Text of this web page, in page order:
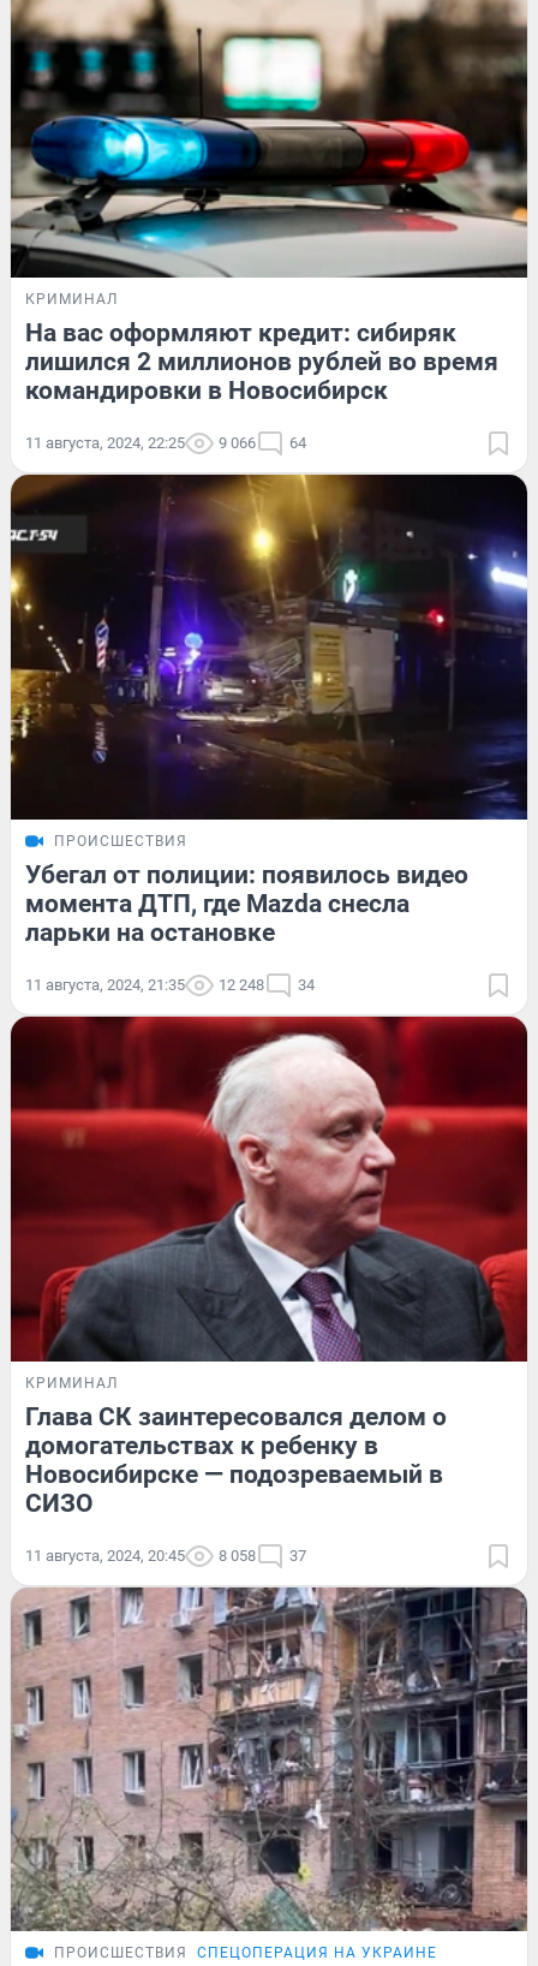
КРИМИНАЛ
На вас оформляют кредит: сибиряк
лишился 2 миллионов рублей во время
командировки в Новосибирск
11 августа, 2024, 22:25 9 066 64
ПРОИСШЕСТВИЯ
Убегал от полиции: появилось видео
момента ДТП, где Mazda снесла
ларьки на остановке
11 августа, 2024, 21:35 12 248 34
КРИМИНАЛ
Глава СК заинтересовался делом о
домогательствах к ребенку в
Новосибирске — подозреваемый в
СИЗО
11 августа, 2024, 20:45 8 058 37
ПРОИСШЕСТВИЯ СПЕЦОПЕРАЦИЯ НА УКРАИНЕ